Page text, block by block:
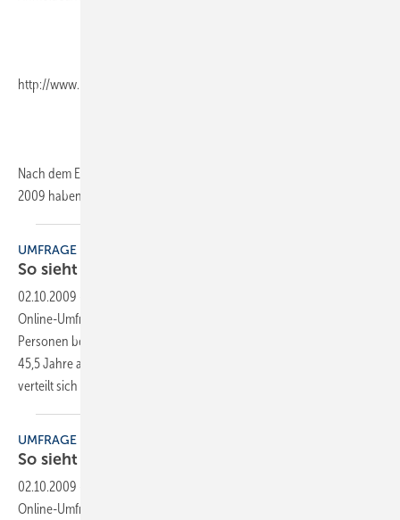
http://www.honeywell-fachseminare.de
Nach dem Erfolg der Seminare für Gebäudeenergieberater im Jahr
2009 haben sich die
UMFRAGE
So sieht der typische Energieberater
02.10.2009
Online-Umfrage unter Energieberatern durchgeführt, an der sich 773
Personen beteiligt haben. Der durchschnittliche Energieberater ist
45,5 Jahre alt und seit 5,33 Jahren in diesem Bereich tätig. Das Alter
verteilt sich von etwa Mitte 20 bis
UMFRAGE
So sieht der typische Energieberater
02.10.2009
Online-Umfrage unter Energieberatern durchgeführt, an der sich 773